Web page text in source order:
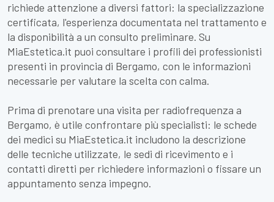
richiede attenzione a diversi fattori: la specializzazione
certificata, l'esperienza documentata nel trattamento e
la disponibilità a un consulto preliminare. Su
MiaEstetica.it puoi consultare i profili dei professionisti
presenti in provincia di Bergamo, con le informazioni
necessarie per valutare la scelta con calma.
Prima di prenotare una visita per radiofrequenza a
Bergamo, è utile confrontare più specialisti: le schede
dei medici su MiaEstetica.it includono la descrizione
delle tecniche utilizzate, le sedi di ricevimento e i
contatti diretti per richiedere informazioni o fissare un
appuntamento senza impegno.